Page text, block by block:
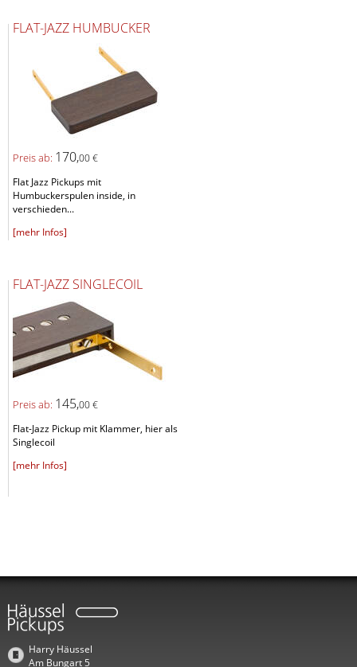
FLAT-JAZZ HUMBUCKER
Preis ab: 170,00 €
Flat Jazz Pickups mit
Humbuckerspulen inside, in
verschieden...
[mehr Infos]
FLAT-JAZZ SINGLECOIL
Preis ab: 145,00 €
Flat-Jazz Pickup mit Klammer, hier als
Singlecoil
[mehr Infos]
Harry Häussel
Am Bungart 5